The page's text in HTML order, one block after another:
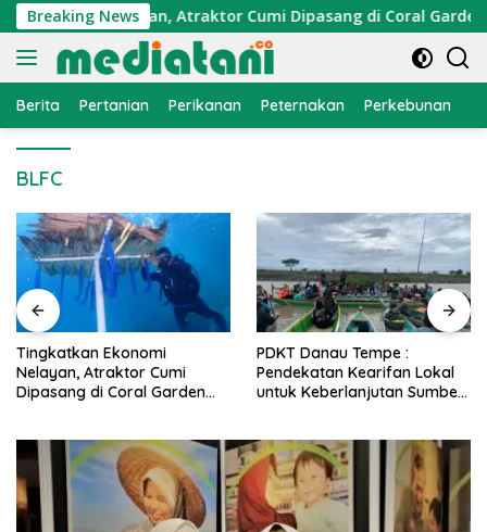
Langsung
ke
konten
Breaking News
Nelayan, Atraktor Cumi Dipasang di Coral Garden
Berita Pertanian Perikanan Peternakan Perkebunan
BLFC
PDKT Danau Tempe :
Pendekatan Kearifan Lokal
untuk Keberlanjutan Sumber
Cara Mengatasi Penyakit
PMK pada Sapi Perah Secara
Alami dan Medis